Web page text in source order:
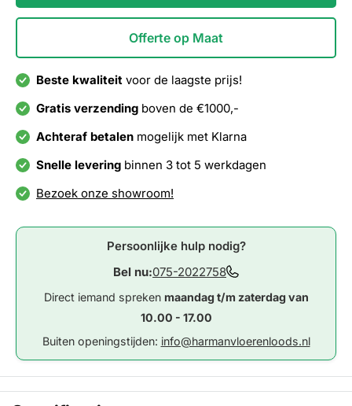
Offerte op Maat
Beste kwaliteit voor de laagste prijs!
Gratis verzending boven de €1000,-
Achteraf betalen mogelijk met Klarna
Snelle levering binnen 3 tot 5 werkdagen
Bezoek onze showroom!
Persoonlijke hulp nodig?
Bel nu:075-2022758
Direct iemand spreken maandag t/m zaterdag van
10.00 - 17.00
Buiten openingstijden: info@harmanvloerenloods.nl